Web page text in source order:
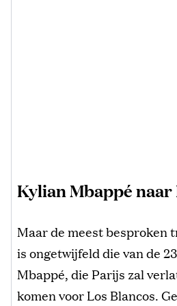
Kylian Mbappé
Maar de meest besproken
is ongetwijfeld die van de
Mbappé, die Parijs zal
komen voor Los Blancos.